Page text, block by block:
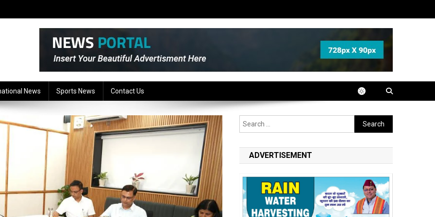
News Sports News Contact Us
Search
for:
ADVERTISEMENT